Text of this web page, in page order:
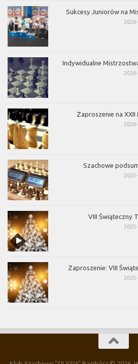
Sukcesy Juniorów na
Indywidualne
Zaproszenie na XXII
Szachowe
VIII Świąteczny
Zaproszenie: VIII